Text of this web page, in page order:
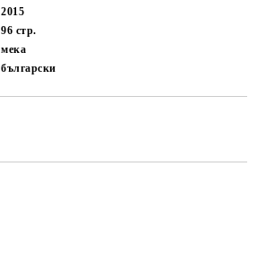
2015
96 стр.
мека
български